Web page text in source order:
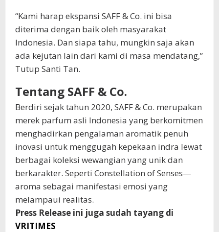
“Kami harap ekspansi SAFF & Co. ini bisa
diterima dengan baik oleh masyarakat
Indonesia. Dan siapa tahu, mungkin saja akan
ada kejutan lain dari kami di masa mendatang,”
Tutup Santi Tan.
Tentang SAFF & Co.
Berdiri sejak tahun 2020, SAFF & Co. merupakan
merek parfum asli Indonesia yang berkomitmen
menghadirkan pengalaman aromatik penuh
inovasi untuk menggugah kepekaan indra lewat
berbagai koleksi wewangian yang unik dan
berkarakter. Seperti Constellation of Senses—
aroma sebagai manifestasi emosi yang
melampaui realitas.
Press Release ini juga sudah tayang di
VRITIMES